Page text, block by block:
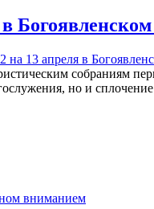
Богоявленском
на 13 апреля в
собраниям
но и
вниманием